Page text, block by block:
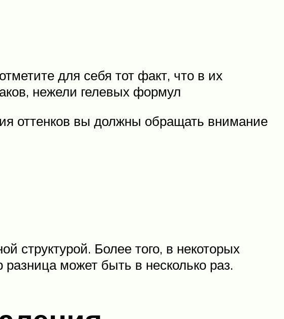
для себя тот факт, что в их
нежели гелевых формул
оттенков вы должны обращать внимание
структурой. Более того, в некоторых
может быть в несколько раз.